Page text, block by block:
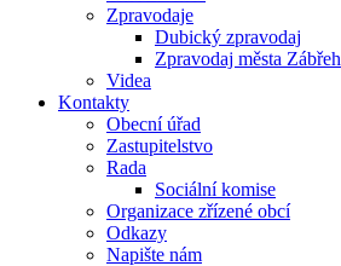
Zpravodaje
Dubický zpravodaj
Zpravodaj města Zábřeh
Videa
Kontakty
Obecní úřad
Zastupitelstvo
Rada
Sociální komise
Organizace zřízené obcí
Odkazy
Napište nám